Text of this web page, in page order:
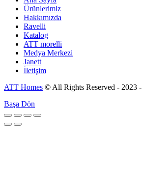
Ürünlerimiz
Hakkımızda
Ravelli
Katalog
ATT morelli
Medya Merkezi
Janett
İletişim
ATT Homes © All Rights Reserved - 2023 -
Başa Dön